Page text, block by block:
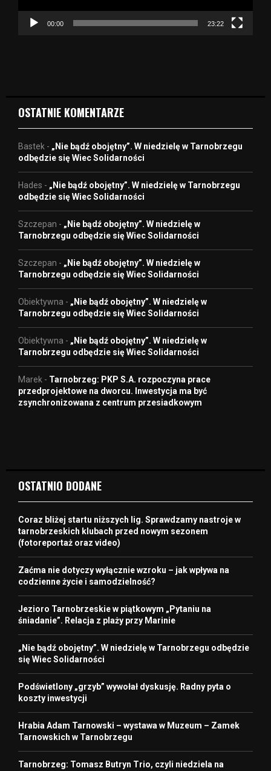
c
00:00 23:22
OSTATNIE KOMENTARZE
Bastek - „Nie bądź obojętny”. W niedzielę w Tarnobrzegu
odbędzie się Wiec Solidarności
Hades - „Nie bądź obojętny”. W niedzielę w Tarnobrzegu
odbędzie się Wiec Solidarności
Szczepan - „Nie bądź obojętny”. W niedzielę w
Tarnobrzegu odbędzie się Wiec Solidarności
Szczepan - „Nie bądź obojętny”. W niedzielę w
Tarnobrzegu odbędzie się Wiec Solidarności
Obiektywna - „Nie bądź obojętny”. W niedzielę w
Tarnobrzegu odbędzie się Wiec Solidarności
Obiektywna - „Nie bądź obojętny”. W niedzielę w
Tarnobrzegu odbędzie się Wiec Solidarności
Marek - Tarnobrzeg: PKP S.A. rozpoczyna prace
przedprojektowe na dworcu. Inwestycja ma być
zsynchronizowana z centrum przesiadkowym
OSTATNIO DODANE
Coraz bliżej startu niższych lig. Sprawdzamy nastroje w
tarnobrzeskich klubach przed nowym sezonem
(fotoreportaż oraz video)
Zaćma nie dotyczy wyłącznie wzroku – jak wpływa na
codzienne życie i samodzielność?
Jezioro Tarnobrzeskie w piątkowym „Pytaniu na
śniadanie”. Relacja z plaży przy Marinie
„Nie bądź obojętny”. W niedzielę w Tarnobrzegu odbędzie
się Wiec Solidarności
Podświetlony „grzyb” wywołał dyskusję. Radny pyta o
koszty inwestycji
Hrabia Adam Tarnowski – wystawa w Muzeum – Zamek
Tarnowskich w Tarnobrzegu
Tarnobrzeg: Tomasz Butryn Trio, czyli niedziela na